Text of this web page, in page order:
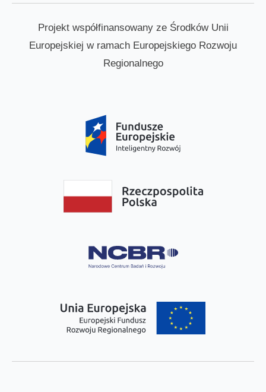
Projekt współfinansowany ze Środków Unii
Europejskiej w ramach Europejskiego Rozwoju
Regionalnego